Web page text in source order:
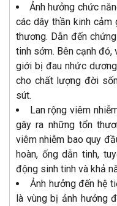
Ảnh hưởng chức
các dây thần kinh cảm
thương. Dẫn đến
tinh sớm. Bên cạnh đó,
giới bị đau nhức
cho chất lượng đời
sút.
Lan rộng viêm
gây ra những tổn
viêm nhiễm bao quy
hoàn, ống dẫn tinh,
động sinh tinh và khả
Ảnh hưởng đến hệ
là vùng bị ảnh hưởng